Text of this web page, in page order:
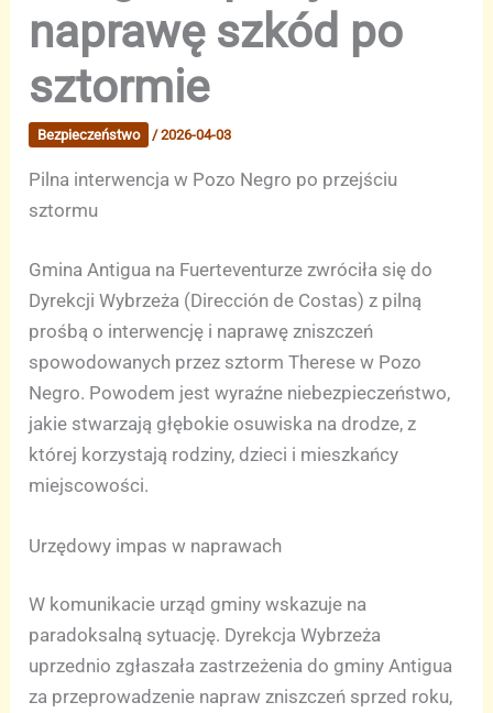
naprawę szkód po
sztormie
Bezpieczeństwo /2026-04-03
Pilna interwencja w Pozo Negro po przejściu
sztormu
Gmina Antigua na Fuerteventurze zwróciła się do
Dyrekcji Wybrzeża (Dirección de Costas) z pilną
prośbą o interwencję i naprawę zniszczeń
spowodowanych przez sztorm Therese w Pozo
Negro. Powodem jest wyraźne niebezpieczeństwo,
jakie stwarzają głębokie osuwiska na drodze, z
której korzystają rodziny, dzieci i mieszkańcy
miejscowości.
Urzędowy impas w naprawach
W komunikacie urząd gminy wskazuje na
paradoksalną sytuację. Dyrekcja Wybrzeża
uprzednio zgłaszała zastrzeżenia do gminy Antigua
za przeprowadzenie napraw zniszczeń sprzed roku,